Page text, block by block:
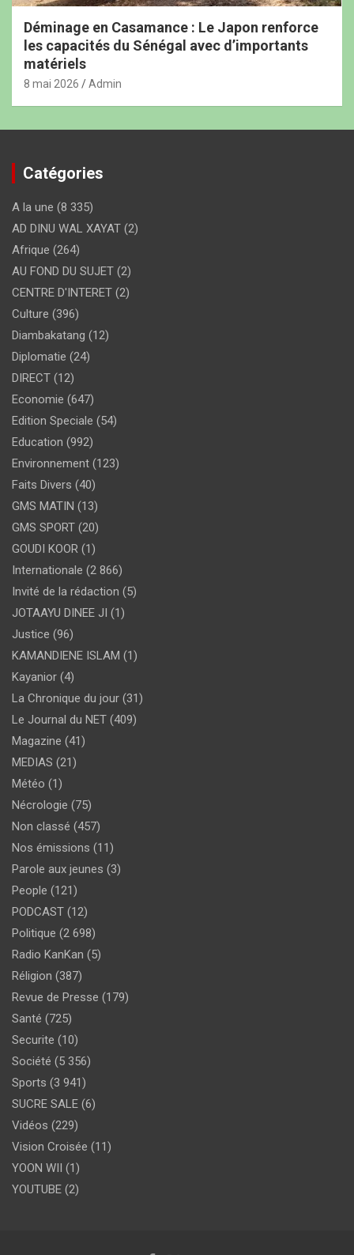
Déminage en Casamance : Le Japon renforce
les capacités du Sénégal avec d’importants
matériels
8 mai 2026 Admin
Catégories
A la une (8 335)
AD DINU WAL XAYAT (2)
Afrique (264)
AU FOND DU SUJET (2)
CENTRE D'INTERET (2)
Culture (396)
Diambakatang (12)
Diplomatie (24)
DIRECT (12)
Economie (647)
Edition Speciale (54)
Education (992)
Environnement (123)
Faits Divers (40)
GMS MATIN (13)
GMS SPORT (20)
GOUDI KOOR (1)
Internationale (2 866)
Invité de la rédaction (5)
JOTAAYU DINEE JI (1)
Justice (96)
KAMANDIENE ISLAM (1)
Kayanior (4)
La Chronique du jour (31)
Le Journal du NET (409)
Magazine (41)
MEDIAS (21)
Météo (1)
Nécrologie (75)
Non classé (457)
Nos émissions (11)
Parole aux jeunes (3)
People (121)
PODCAST (12)
Politique (2 698)
Radio KanKan (5)
Réligion (387)
Revue de Presse (179)
Santé (725)
Securite (10)
Société (5 356)
Sports (3 941)
SUCRE SALE (6)
Vidéos (229)
Vision Croisée (11)
YOON WII (1)
YOUTUBE (2)